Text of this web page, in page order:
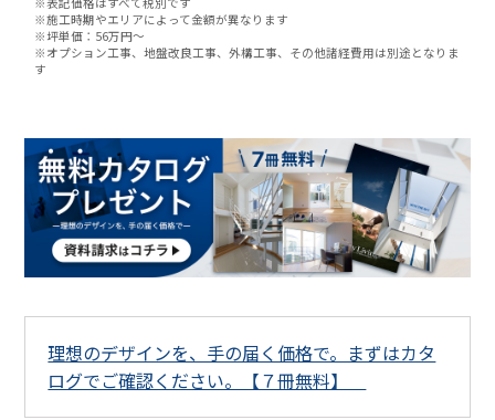
※施工時期やエリアによって金額が異なります
※坪単価：56万円～
※オプション工事、地盤改良工事、外構工事、その他諸経費用は別途となりま
す
理想のデザインを、手の届く価格で。まずはカタ
ログでご確認ください。【７冊無料】